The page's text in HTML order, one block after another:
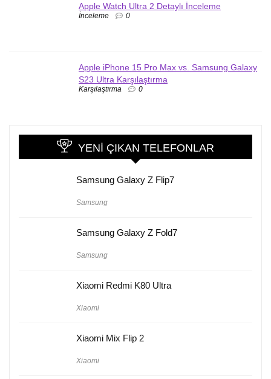
Apple Watch Ultra 2 Detaylı İnceleme
İnceleme 0
Apple iPhone 15 Pro Max vs. Samsung Galaxy
S23 Ultra Karşılaştırma
Karşılaştırma 0
YENI ÇIKAN TELEFONLAR
Samsung Galaxy Z Flip7
Samsung
Samsung Galaxy Z Fold7
Samsung
Xiaomi Redmi K80 Ultra
Xiaomi
Xiaomi Mix Flip 2
Xiaomi